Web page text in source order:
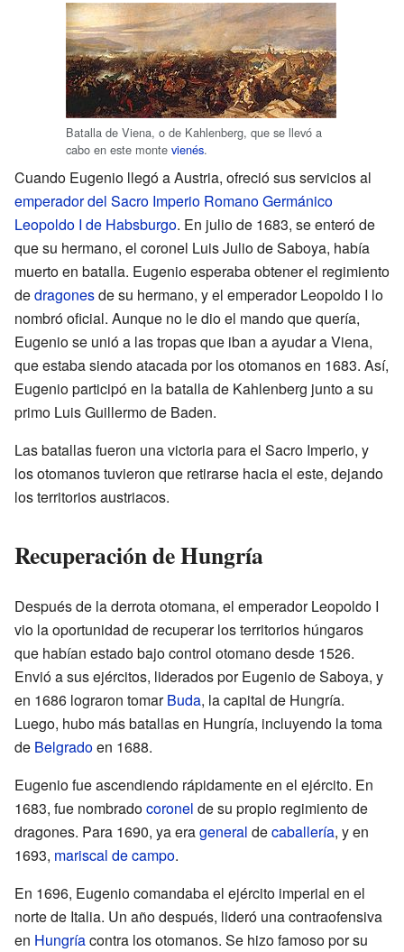
Batalla de Viena, o de Kahlenberg, que se llevó a
cabo en este monte vienés.
Cuando Eugenio llegó a Austria, ofreció sus servicios al
emperador del Sacro Imperio Romano Germánico
Leopoldo I de Habsburgo. En julio de 1683, se enteró de
que su hermano, el coronel Luis Julio de Saboya, había
muerto en batalla. Eugenio esperaba obtener el regimiento
dedragonesde su hermano, y el emperador Leopoldo I lo
nombró oficial. Aunque no le dio el mando que quería,
Eugenio se unió a las tropas que iban a ayudar a Viena,
que estaba siendo atacada por los otomanos en 1683. Así,
Eugenio participó en la batalla de Kahlenberg junto a su
primo Luis Guillermo de Baden.
Las batallas fueron una victoria para el Sacro Imperio, y
los otomanos tuvieron que retirarse hacia el este, dejando
los territorios austriacos.
Recuperación de Hungría
Después de la derrota otomana, el emperador Leopoldo I
vio la oportunidad de recuperar los territorios húngaros
que habían estado bajo control otomano desde 1526.
Envió a sus ejércitos, liderados por Eugenio de Saboya, y
en 1686 lograron tomarBuda, la capital de Hungría.
Luego, hubo más batallas en Hungría, incluyendo la toma
de Belgradoen 1688.
Eugenio fue ascendiendo rápidamente en el ejército. En
1683, fue nombradocoronel de su propio regimiento de
dragones. Para 1690, ya erageneral decaballería, y en
1693, mariscal de campo.
En 1696, Eugenio comandaba el ejército imperial en el
norte de Italia. Un año después, lideró una contraofensiva
en Hungríacontra los otomanos. Se hizo famoso por su